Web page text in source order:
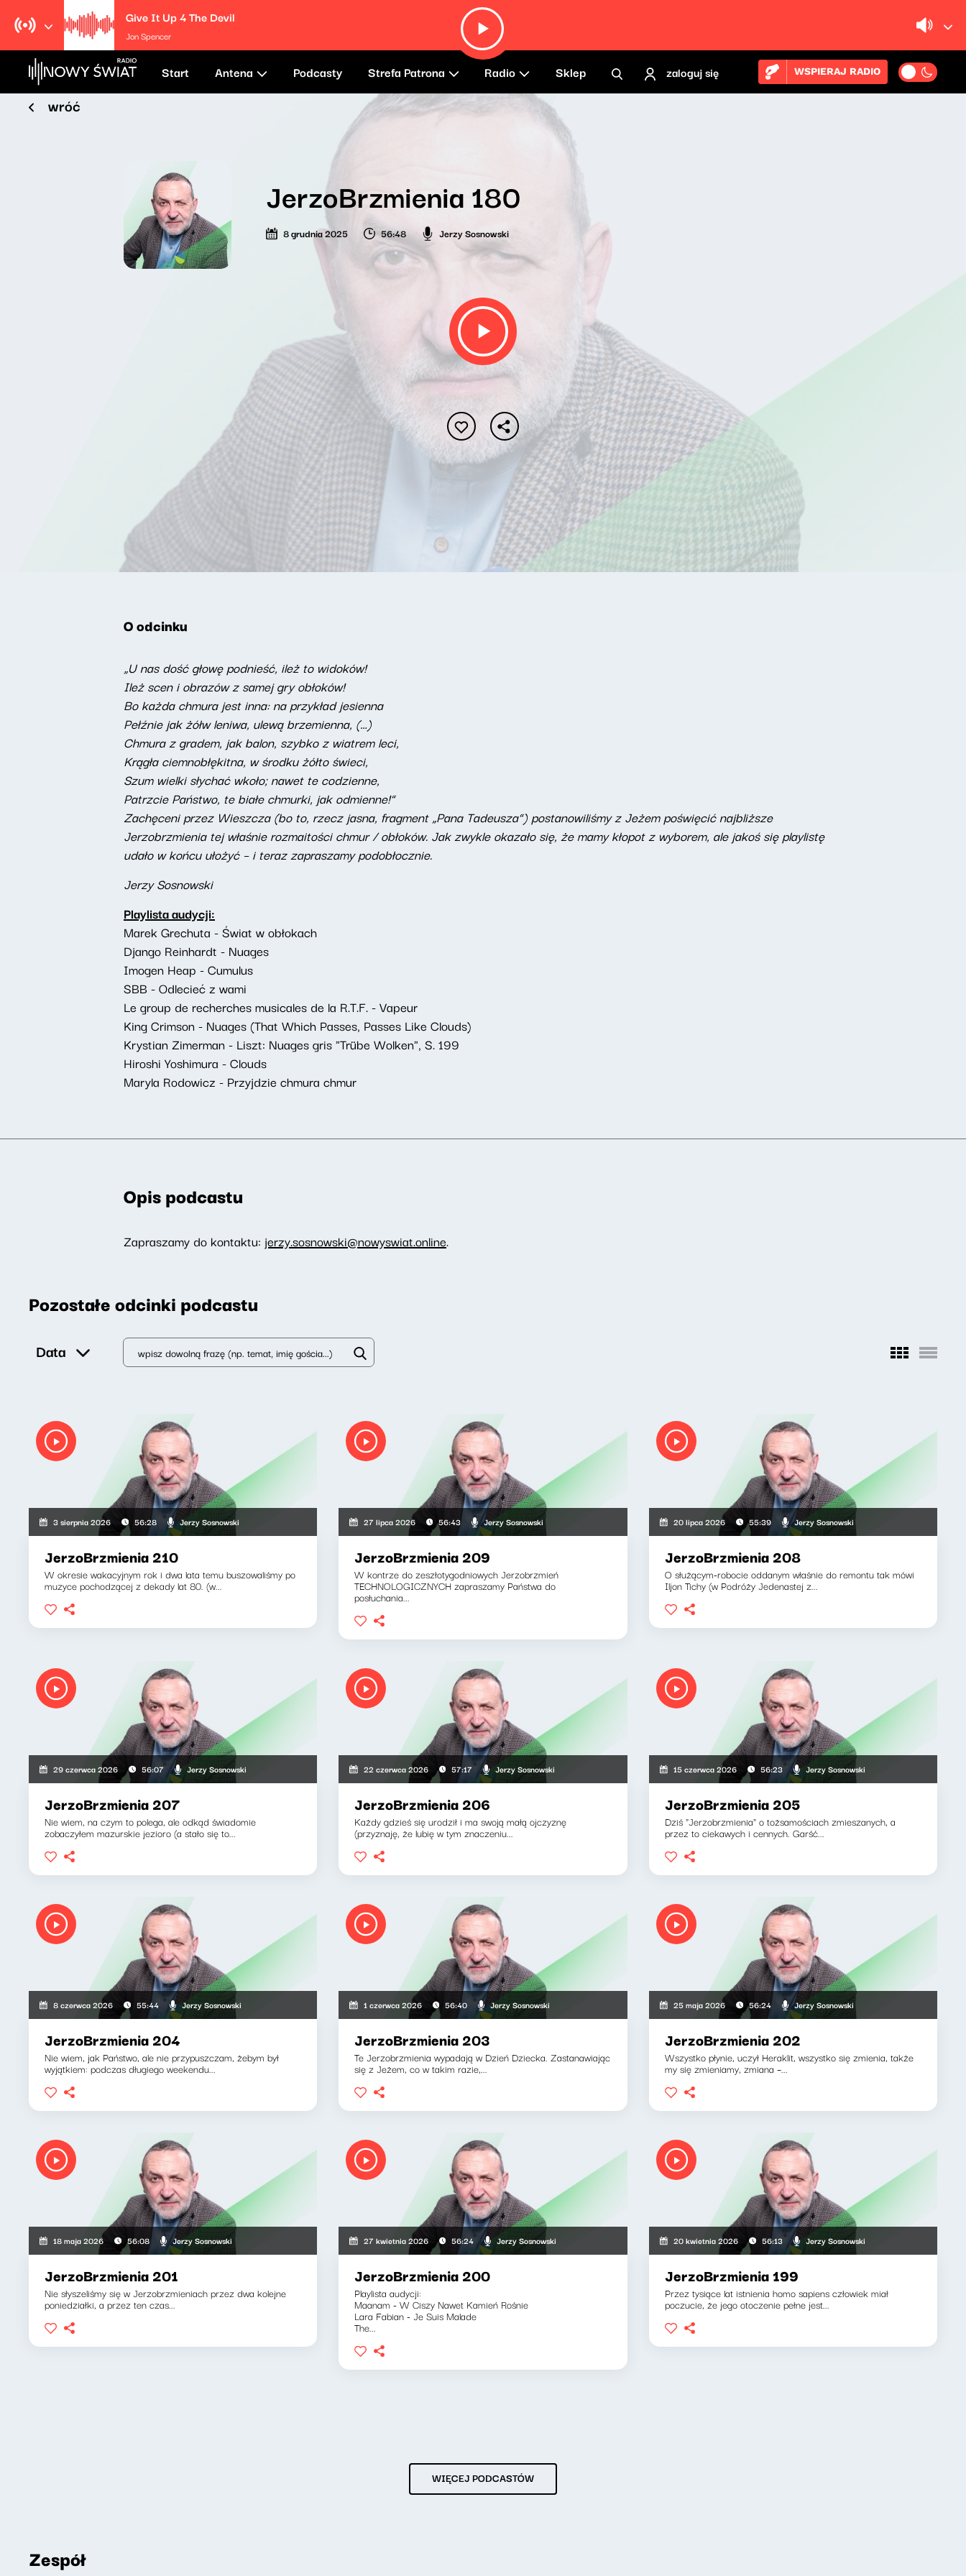
Give It Up 4 The Devil
Jon Spencer
Start Antena Podcasty Strefa Patrona Radio Sklep zaloguj się WSPIERAJ RADIO
wróć
JerzoBrzmienia 180
8 grudnia 2025 56:48 Jerzy Sosnowski
O odcinku
„U nas dość głowę podnieść, ileż to widoków!
Ileż scen i obrazów z samej gry obłoków!
Bo każda chmura jest inna: na przykład jesienna
Pełźnie jak żółw leniwa, ulewą brzemienna, (…)
Chmura z gradem, jak balon, szybko z wiatrem leci,
Krągła ciemnobłękitna, w środku żółto świeci,
Szum wielki słychać wkoło; nawet te codzienne,
Patrzcie Państwo, te białe chmurki, jak odmienne!”
Zachęceni przez Wieszcza (bo to, rzecz jasna, fragment „Pana Tadeusza”) postanowiliśmy z Jeżem poświęcić najbliższe
Jerzobrzmienia tej właśnie rozmaitości chmur / obłoków. Jak zwykle okazało się, że mamy kłopot z wyborem, ale jakoś się playlistę
udało w końcu ułożyć – i teraz zapraszamy podobłocznie.
Jerzy Sosnowski
Playlista audycji:
Marek Grechuta - Świat w obłokach
Django Reinhardt - Nuages
Imogen Heap - Cumulus
SBB - Odlecieć z wami
Le group de recherches musicales de la R.T.F. - Vapeur
King Crimson - Nuages (That Which Passes, Passes Like Clouds)
Krystian Zimerman - Liszt: Nuages gris "Trübe Wolken", S. 199
Hiroshi Yoshimura - Clouds
Maryla Rodowicz - Przyjdzie chmura chmur
Opis podcastu
Zapraszamy do kontaktu: jerzy.sosnowski@nowyswiat.online.
Pozostałe odcinki podcastu
Data
3 sierpnia 2026 56:28 Jerzy Sosnowski
JerzoBrzmienia 210
W okresie wakacyjnym rok i dwa lata temu buszowaliśmy po
muzyce pochodzącej z dekady lat 80. (w...
27 lipca 2026 56:43 Jerzy Sosnowski
JerzoBrzmienia 209
W kontrze do zeszłotygodniowych Jerzobrzmień
TECHNOLOGICZNYCH zapraszamy Państwa do
posłuchania...
20 lipca 2026 55:39 Jerzy Sosnowski
JerzoBrzmienia 208
O służącym-robocie oddanym właśnie do remontu tak mówi
Iljon Tichy (w Podróży Jedenastej z...
29 czerwca 2026 56:07 Jerzy Sosnowski
JerzoBrzmienia 207
Nie wiem, na czym to polega, ale odkąd świadomie
zobaczyłem mazurskie jezioro (a stało się to...
22 czerwca 2026 57:17 Jerzy Sosnowski
JerzoBrzmienia 206
Każdy gdzieś się urodził i ma swoją małą ojczyznę
(przyznaję, że lubię w tym znaczeniu...
15 czerwca 2026 56:23 Jerzy Sosnowski
JerzoBrzmienia 205
Dziś "Jerzobrzmienia" o tożsamościach zmieszanych, a
przez to ciekawych i cennych. Garść...
8 czerwca 2026 55:44 Jerzy Sosnowski
JerzoBrzmienia 204
Nie wiem, jak Państwo, ale nie przypuszczam, żebym był
wyjątkiem: podczas długiego weekendu...
1 czerwca 2026 56:40 Jerzy Sosnowski
JerzoBrzmienia 203
Te Jerzobrzmienia wypadają w Dzień Dziecka. Zastanawiając
się z Jeżem, co w takim razie,...
25 maja 2026 56:24 Jerzy Sosnowski
JerzoBrzmienia 202
Wszystko płynie, uczył Heraklit, wszystko się zmienia, także
my się zmieniamy, zmiana –...
18 maja 2026 56:08 Jerzy Sosnowski
JerzoBrzmienia 201
Nie słyszeliśmy się w Jerzobrzmieniach przez dwa kolejne
poniedziałki, a przez ten czas...
27 kwietnia 2026 56:24 Jerzy Sosnowski
JerzoBrzmienia 200
Playlista audycji:
Maanam - W Ciszy Nawet Kamień Rośnie
Lara Fabian - Je Suis Malade
The...
20 kwietnia 2026 56:13 Jerzy Sosnowski
JerzoBrzmienia 199
Przez tysiące lat istnienia homo sapiens człowiek miał
poczucie, że jego otoczenie pełne jest...
WIĘCEJ PODCASTÓW
Zespół